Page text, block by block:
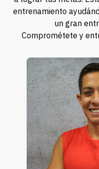
entrenamiento
un gran
Comprométete y